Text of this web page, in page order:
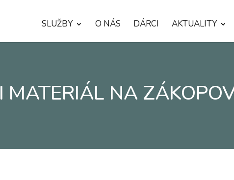
SLUŽBY O NÁS DÁRCI AKTUALITY
MATERIÁL NA